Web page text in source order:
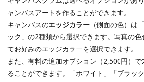
ャンバスアートを作ることができます。
キャンバスのエッジカラー （側面の色）は
ック」の2種類から選択できます。写真の
てお好みのエッジカラーを選択できます。
また、有料の追加オプション（2,500円）で
ることができます。「ホワイト」「ブラッ